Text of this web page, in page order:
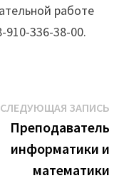
работе
336-38-00.
СЛЕДУЮЩАЯ ЗАПИСЬ
Преподаватель
информатики и
математики